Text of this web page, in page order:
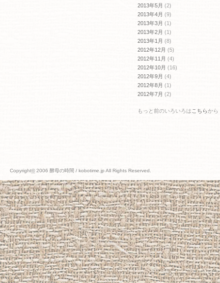
2013年5月 (2)
2013年4月 (9)
2013年3月 (1)
2013年2月 (1)
2013年1月 (8)
2012年12月 (5)
2012年11月 (4)
2012年10月 (16)
2012年9月 (4)
2012年8月 (1)
2012年7月 (2)
もっと前のいろいろは こちらから
Copyright© 2006 酵母の時間 / kobotime.jp All Rights Reserved.